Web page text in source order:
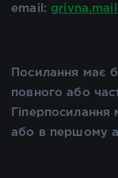
email:
Посилання має
повного або
або в першому